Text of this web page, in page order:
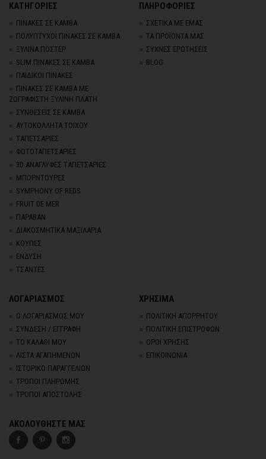
ΚΑΤΗΓΟΡΙΕΣ
ΠΙΝΑΚΕΣ ΣΕ ΚΑΜΒΑ
ΠΟΛΥΠΤΥΧΟΙ ΠΙΝΑΚΕΣ ΣΕ ΚΑΜΒΑ
ΞΥΛΙΝΑ ΠΟΣΤΕΡ
SLIM ΠΙΝΑΚΕΣ ΣΕ ΚΑΜΒΑ
ΠΑΙΔΙΚΟΙ ΠΙΝΑΚΕΣ
ΠΙΝΑΚΕΣ ΣΕ ΚΑΜΒΑ ΜΕ
ΖΩΓΡΑΦΙΣΤΗ ΞΥΛΙΝΗ ΠΛΑΤΗ
ΣΥΝΘΕΣΕΙΣ ΣΕ ΚΑΜΒΑ
ΑΥΤΟΚΟΛΛΗΤΑ ΤΟΙΧΟΥ
TΑΠΕΤΣΑΡΙΕΣ
ΦΩΤΟΤΑΠΕΤΣΑΡΙΕΣ
3D AΝΑΓΛΥΦΕΣ TΑΠΕΤΣΑΡΙΕΣ
ΜΠΟΡΝΤΟΥΡΕΣ
SYMPHONY OF REDS
FRUIT DE MER
ΠΑΡΑΒΑΝ
ΔΙΑΚΟΣΜΗΤΙΚΑ ΜΑΞΙΛΑΡΙΑ
ΚΟΥΠΕΣ
ΕΝΔΥΣΗ
ΤΣΑΝΤΕΣ
ΠΛΗΡΟΦΟΡΙΕΣ
ΣΧΕΤΙΚΑ ΜΕ ΕΜΑΣ
ΤΑ ΠΡΟΪΟΝΤΑ ΜΑΣ
ΣΥΧΝΕΣ ΕΡΩΤΗΣΕΙΣ
BLOG
ΛΟΓΑΡΙΑΣΜΟΣ
Ο ΛΟΓΑΡΙΑΣΜΟΣ ΜΟΥ
ΣΥΝΔΕΣΗ / ΕΓΓΡΑΦΗ
ΤΟ ΚΑΛΑΘΙ ΜΟΥ
ΛΙΣΤΑ ΑΓΑΠΗΜΕΝΩΝ
ΙΣΤΟΡΙΚΟ ΠΑΡΑΓΓΕΛΙΩΝ
ΤΡΟΠΟΙ ΠΛΗΡΩΜΗΣ
ΤΡΟΠΟΙ ΑΠΟΣΤΟΛΗΣ
ΧΡΗΣΙΜΑ
ΠΟΛΙΤΙΚΗ ΑΠΟΡΡΗΤΟΥ
ΠΟΛΙΤΙΚΗ ΕΠΙΣΤΡΟΦΩΝ
ΟΡΟΙ ΧΡΗΣΗΣ
ΕΠΙΚΟΙΝΩΝΙΑ
ΑΚΟΛΟΥΘΗΣΤΕ ΜΑΣ